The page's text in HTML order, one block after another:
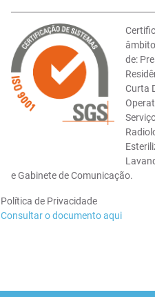
de:
Curta
e Gabinete de Comunicação.
Política de Privacidade
Consultar o documento aqui